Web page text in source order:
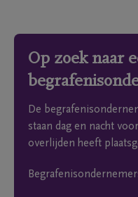
Op zoek naar
De
staan dag en nacht
overlijden heeft